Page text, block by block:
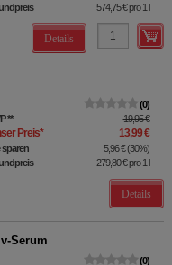
574,75 €pro 1 l
Details
0
** 19,95 €
Preis* 13,99 €
sparen 5,96 €(30%)
279,80 €pro 1 l
Details
Serum
0